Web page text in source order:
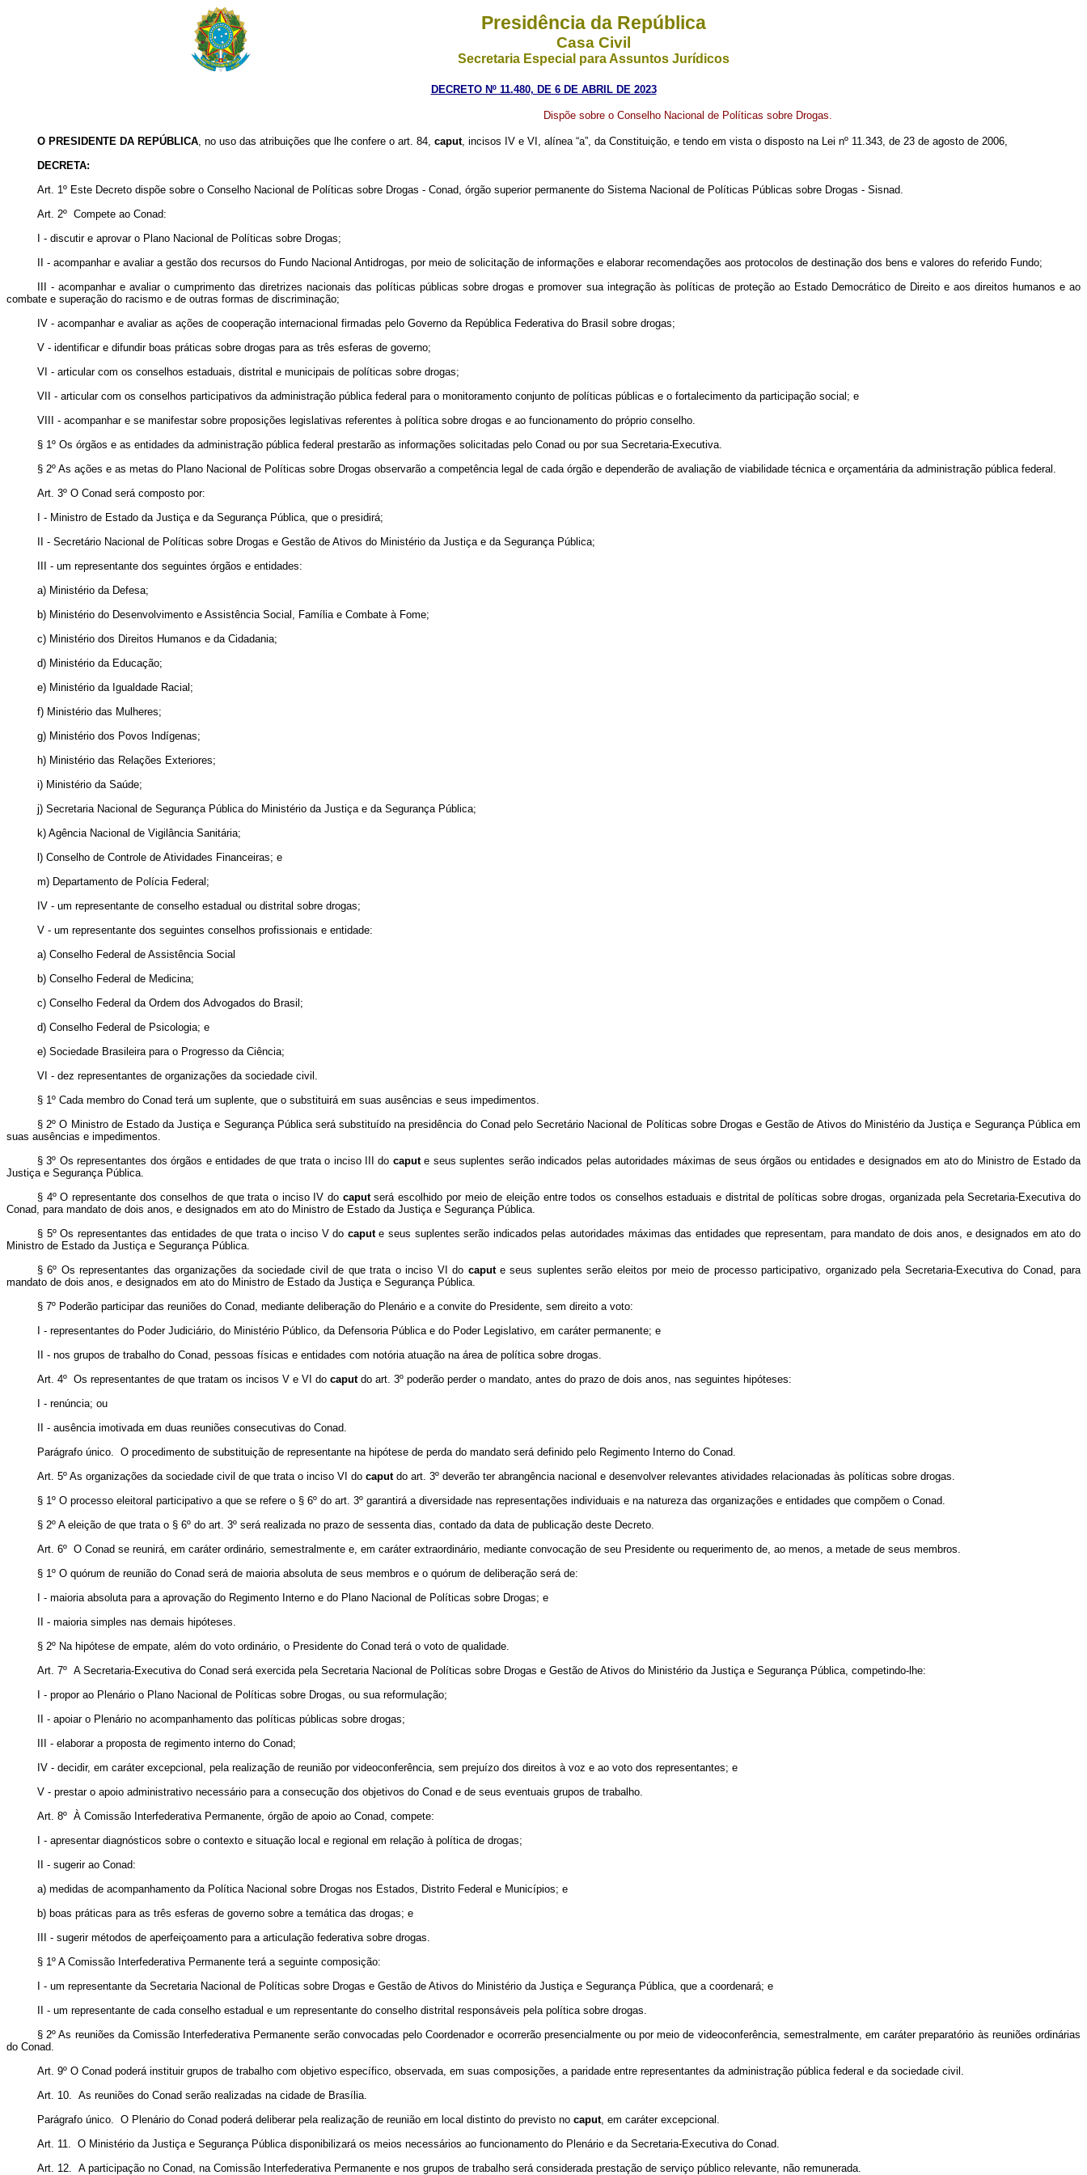
Presidência da República
Casa Civil
Secretaria Especial para Assuntos Jurídicos
DECRETO Nº 11.480, DE 6 DE ABRIL DE 2023
Dispõe sobre o Conselho Nacional de Políticas sobre Drogas.
O PRESIDENTE DA REPÚBLICA, no uso das atribuições que lhe confere o art. 84, caput, incisos IV e VI, alínea “a”, da Constituição, e tendo em vista o disposto na Lei nº 11.343, de 23 de agosto de 2006,
DECRETA:
Art. 1º Este Decreto dispõe sobre o Conselho Nacional de Políticas sobre Drogas - Conad, órgão superior permanente do Sistema Nacional de Políticas Públicas sobre Drogas - Sisnad.
Art. 2º Compete ao Conad:
I - discutir e aprovar o Plano Nacional de Políticas sobre Drogas;
II - acompanhar e avaliar a gestão dos recursos do Fundo Nacional Antidrogas, por meio de solicitação de informações e elaborar recomendações aos protocolos de destinação dos bens e valores do referido Fundo;
III - acompanhar e avaliar o cumprimento das diretrizes nacionais das políticas públicas sobre drogas e promover sua integração às políticas de proteção ao Estado Democrático de Direito e aos direitos humanos e ao
combate e superação do racismo e de outras formas de discriminação;
IV - acompanhar e avaliar as ações de cooperação internacional firmadas pelo Governo da República Federativa do Brasil sobre drogas;
V - identificar e difundir boas práticas sobre drogas para as três esferas de governo;
VI - articular com os conselhos estaduais, distrital e municipais de políticas sobre drogas;
VII - articular com os conselhos participativos da administração pública federal para o monitoramento conjunto de políticas públicas e o fortalecimento da participação social; e
VIII - acompanhar e se manifestar sobre proposições legislativas referentes à política sobre drogas e ao funcionamento do próprio conselho.
§ 1º Os órgãos e as entidades da administração pública federal prestarão as informações solicitadas pelo Conad ou por sua Secretaria-Executiva.
§ 2º As ações e as metas do Plano Nacional de Políticas sobre Drogas observarão a competência legal de cada órgão e dependerão de avaliação de viabilidade técnica e orçamentária da administração pública federal.
Art. 3º O Conad será composto por:
I - Ministro de Estado da Justiça e da Segurança Pública, que o presidirá;
II - Secretário Nacional de Políticas sobre Drogas e Gestão de Ativos do Ministério da Justiça e da Segurança Pública;
III - um representante dos seguintes órgãos e entidades:
a) Ministério da Defesa;
b) Ministério do Desenvolvimento e Assistência Social, Família e Combate à Fome;
c) Ministério dos Direitos Humanos e da Cidadania;
d) Ministério da Educação;
e) Ministério da Igualdade Racial;
f) Ministério das Mulheres;
g) Ministério dos Povos Indígenas;
h) Ministério das Relações Exteriores;
i) Ministério da Saúde;
j) Secretaria Nacional de Segurança Pública do Ministério da Justiça e da Segurança Pública;
k) Agência Nacional de Vigilância Sanitária;
l) Conselho de Controle de Atividades Financeiras; e
m) Departamento de Polícia Federal;
IV - um representante de conselho estadual ou distrital sobre drogas;
V - um representante dos seguintes conselhos profissionais e entidade:
a) Conselho Federal de Assistência Social
b) Conselho Federal de Medicina;
c) Conselho Federal da Ordem dos Advogados do Brasil;
d) Conselho Federal de Psicologia; e
e) Sociedade Brasileira para o Progresso da Ciência;
VI - dez representantes de organizações da sociedade civil.
§ 1º Cada membro do Conad terá um suplente, que o substituirá em suas ausências e seus impedimentos.
§ 2º O Ministro de Estado da Justiça e Segurança Pública será substituído na presidência do Conad pelo Secretário Nacional de Políticas sobre Drogas e Gestão de Ativos do Ministério da Justiça e Segurança Pública em
suas ausências e impedimentos.
§ 3º Os representantes dos órgãos e entidades de que trata o inciso III do capute seus suplentes serão indicados pelas autoridades máximas de seus órgãos ou entidades e designados em ato do Ministro de Estado da
Justiça e Segurança Pública.
§ 4º O representante dos conselhos de que trata o inciso IV do caputserá escolhido por meio de eleição entre todos os conselhos estaduais e distrital de políticas sobre drogas, organizada pela Secretaria-Executiva do
Conad, para mandato de dois anos, e designados em ato do Ministro de Estado da Justiça e Segurança Pública.
§ 5º Os representantes das entidades de que trata o inciso V do capute seus suplentes serão indicados pelas autoridades máximas das entidades que representam, para mandato de dois anos, e designados em ato do
Ministro de Estado da Justiça e Segurança Pública.
§ 6º Os representantes das organizações da sociedade civil de que trata o inciso VI do capute seus suplentes serão eleitos por meio de processo participativo, organizado pela Secretaria-Executiva do Conad, para
mandato de dois anos, e designados em ato do Ministro de Estado da Justiça e Segurança Pública.
§ 7º Poderão participar das reuniões do Conad, mediante deliberação do Plenário e a convite do Presidente, sem direito a voto:
I - representantes do Poder Judiciário, do Ministério Público, da Defensoria Pública e do Poder Legislativo, em caráter permanente; e
II - nos grupos de trabalho do Conad, pessoas físicas e entidades com notória atuação na área de política sobre drogas.
Art. 4º Os representantes de que tratam os incisos V e VI do caputdo art. 3º poderão perder o mandato, antes do prazo de dois anos, nas seguintes hipóteses:
I - renúncia; ou
II - ausência imotivada em duas reuniões consecutivas do Conad.
Parágrafo único. O procedimento de substituição de representante na hipótese de perda do mandato será definido pelo Regimento Interno do Conad.
Art. 5º As organizações da sociedade civil de que trata o inciso VI do caputdo art. 3º deverão ter abrangência nacional e desenvolver relevantes atividades relacionadas às políticas sobre drogas.
§ 1º O processo eleitoral participativo a que se refere o § 6º do art. 3º garantirá a diversidade nas representações individuais e na natureza das organizações e entidades que compõem o Conad.
§ 2º A eleição de que trata o § 6º do art. 3º será realizada no prazo de sessenta dias, contado da data de publicação deste Decreto.
Art. 6º O Conad se reunirá, em caráter ordinário, semestralmente e, em caráter extraordinário, mediante convocação de seu Presidente ou requerimento de, ao menos, a metade de seus membros.
§ 1º O quórum de reunião do Conad será de maioria absoluta de seus membros e o quórum de deliberação será de:
I - maioria absoluta para a aprovação do Regimento Interno e do Plano Nacional de Políticas sobre Drogas; e
II - maioria simples nas demais hipóteses.
§ 2º Na hipótese de empate, além do voto ordinário, o Presidente do Conad terá o voto de qualidade.
Art. 7º A Secretaria-Executiva do Conad será exercida pela Secretaria Nacional de Políticas sobre Drogas e Gestão de Ativos do Ministério da Justiça e Segurança Pública, competindo-lhe:
I - propor ao Plenário o Plano Nacional de Políticas sobre Drogas, ou sua reformulação;
II - apoiar o Plenário no acompanhamento das políticas públicas sobre drogas;
III - elaborar a proposta de regimento interno do Conad;
IV - decidir, em caráter excepcional, pela realização de reunião por videoconferência, sem prejuízo dos direitos à voz e ao voto dos representantes; e
V - prestar o apoio administrativo necessário para a consecução dos objetivos do Conad e de seus eventuais grupos de trabalho.
Art. 8º À Comissão Interfederativa Permanente, órgão de apoio ao Conad, compete:
I - apresentar diagnósticos sobre o contexto e situação local e regional em relação à política de drogas;
II - sugerir ao Conad:
a) medidas de acompanhamento da Política Nacional sobre Drogas nos Estados, Distrito Federal e Municípios; e
b) boas práticas para as três esferas de governo sobre a temática das drogas; e
III - sugerir métodos de aperfeiçoamento para a articulação federativa sobre drogas.
§ 1º A Comissão Interfederativa Permanente terá a seguinte composição:
I - um representante da Secretaria Nacional de Políticas sobre Drogas e Gestão de Ativos do Ministério da Justiça e Segurança Pública, que a coordenará; e
II - um representante de cada conselho estadual e um representante do conselho distrital responsáveis pela política sobre drogas.
§ 2º As reuniões da Comissão Interfederativa Permanente serão convocadas pelo Coordenador e ocorrerão presencialmente ou por meio de videoconferência, semestralmente, em caráter preparatório às reuniões ordinárias
do Conad.
Art. 9º O Conad poderá instituir grupos de trabalho com objetivo específico, observada, em suas composições, a paridade entre representantes da administração pública federal e da sociedade civil.
Art. 10. As reuniões do Conad serão realizadas na cidade de Brasília.
Parágrafo único. O Plenário do Conad poderá deliberar pela realização de reunião em local distinto do previsto no caput, em caráter excepcional.
Art. 11. O Ministério da Justiça e Segurança Pública disponibilizará os meios necessários ao funcionamento do Plenário e da Secretaria-Executiva do Conad.
Art. 12. A participação no Conad, na Comissão Interfederativa Permanente e nos grupos de trabalho será considerada prestação de serviço público relevante, não remunerada.